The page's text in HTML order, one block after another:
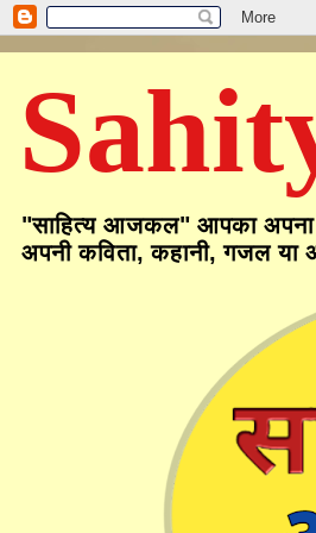
"साहित्य आजकल" आपका अपना
अपनी कविता, कहानी, गजल